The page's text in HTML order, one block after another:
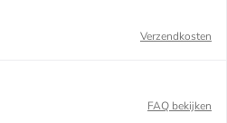
Verzendkosten
FAQ bekijken